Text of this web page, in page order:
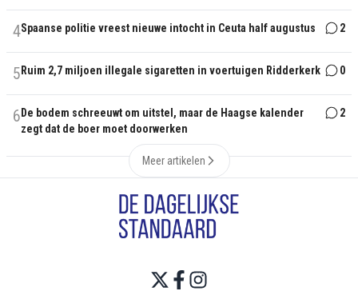
4Spaanse politie vreest nieuwe intocht in Ceuta half augustus 2
5 Ruim 2,7 miljoen illegale sigaretten in voertuigen Ridderkerk 0
6 De bodem schreeuwt om uitstel, maar de Haagse kalender
zegt dat de boer moet doorwerken
2
Meer artikelen